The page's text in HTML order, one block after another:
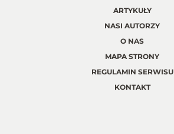
ARTYKUŁY
NASI AUTORZY
O NAS
MAPA STRONY
REGULAMIN SERWISU
KONTAKT